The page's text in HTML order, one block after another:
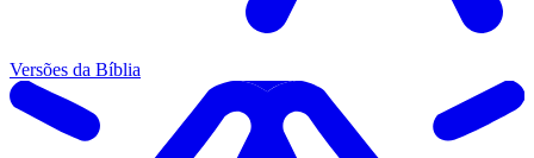
Versões da Bíblia